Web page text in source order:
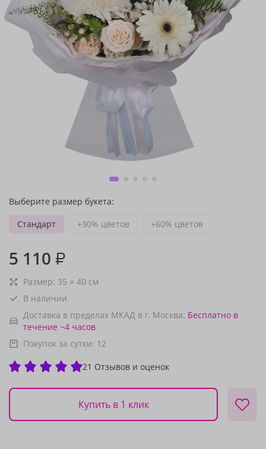
Выберите размер букета:
Стандарт
+30% цветов +60% цветов
5 110 ₽
Размер: 35 × 40 см
В наличии
Доставка в пределах МКАД в г. Москва: Бесплатно в
течение ~4 часов
Покупок за сутки: 12
21 Отзывов и оценок
Купить в 1 клик